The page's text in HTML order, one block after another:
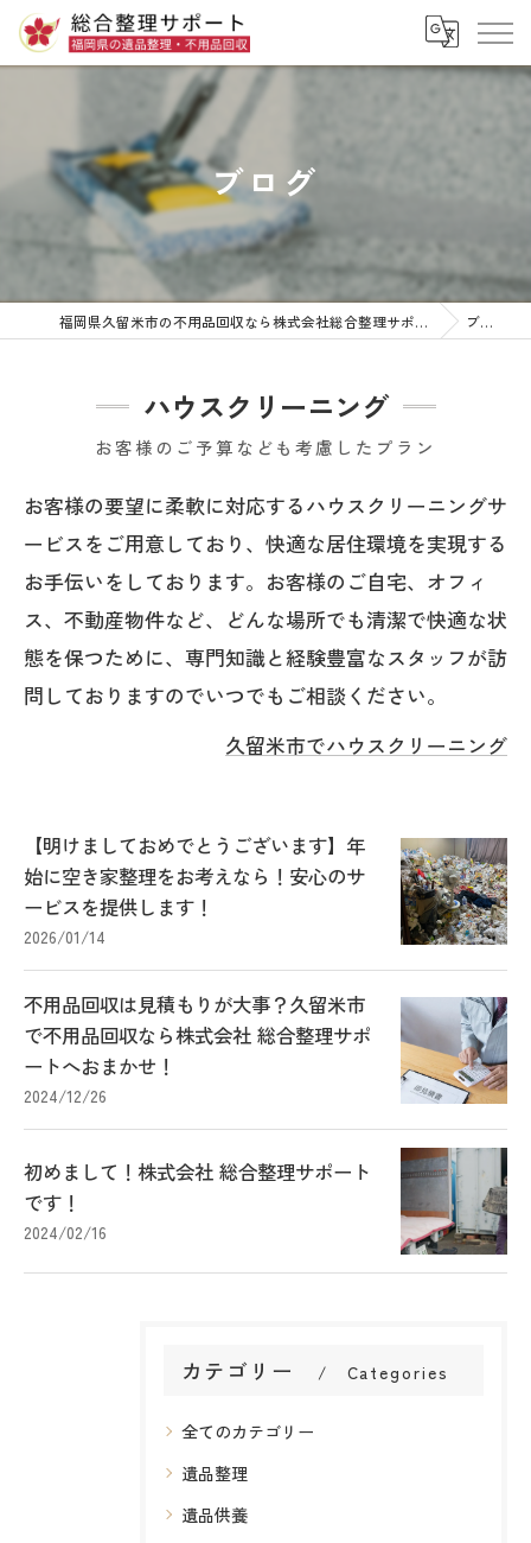
ブログ
福岡県久留米市の不用品回収なら株式会社総合整理サポート ブログ
ハウスクリーニング
お客様のご予算なども考慮したプラン
お客様の要望に柔軟に対応するハウスクリーニングサ
ービスをご用意しており、快適な居住環境を実現する
お手伝いをしております。お客様のご自宅、オフィ
ス、不動産物件など、どんな場所でも清潔で快適な状
態を保つために、専門知識と経験豊富なスタッフが訪
問しておりますのでいつでもご相談ください。
久留米市でハウスクリーニング
【明けましておめでとうございます】年
始に空き家整理をお考えなら！安心のサ
ービスを提供します！
2026/01/14
不用品回収は見積もりが大事？久留米市
で不用品回収なら株式会社 総合整理サポ
ートへおまかせ！
2024/12/26
初めまして！株式会社 総合整理サポート
です！
2024/02/16
カテゴリー Categories
全てのカテゴリー
遺品整理
遺品供養